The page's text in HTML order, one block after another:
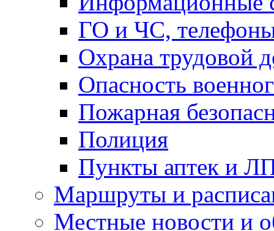
ГО и ЧС,
Охрана трудовой
Опасность
Пожарная
Полиция
Пункты аптек и
Маршруты и
Местные новости и